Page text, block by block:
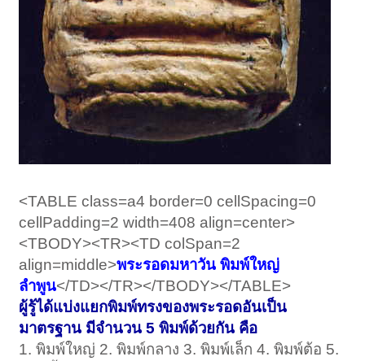
<TABLE class=a4 border=0 cellSpacing=0
cellPadding=2 width=408 align=center>
<TBODY><TR><TD colSpan=2
align=middle>พระรอดมหาวัน พิมพ์ใหญ่
ลำพูน</TD></TR></TBODY></TABLE>
ผู้รู้ได้แบ่งแยกพิมพ์ทรงของพระรอดอันเป็น
มาตรฐาน มีจำนวน 5 พิมพ์ด้วยกัน คือ
1. พิมพ์ใหญ่ 2. พิมพ์กลาง 3. พิมพ์เล็ก 4. พิมพ์ต้อ 5.
2 ถัดไป >